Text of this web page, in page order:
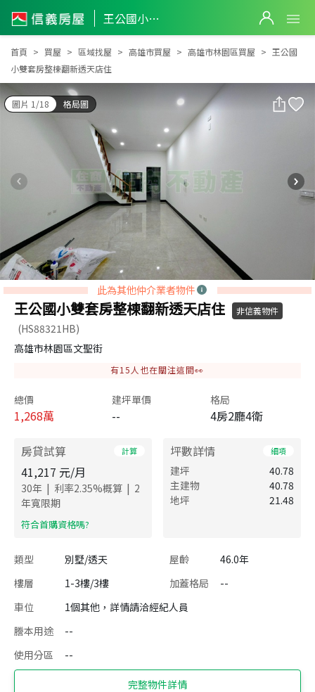
王公國小雙套房整棟翻新透天店住
王公國小雙套房整棟翻新透天店住
首頁 買屋 區域找屋 高雄市買屋 高雄市林園區買屋
王公國
小雙套房整棟翻新透天店住
圖片 1/18 格局圖
此為其他仲介業者物件
王公國小雙套房整棟翻新透天店住 非信義物件
(HS88321HB)
高雄市林園區文聖街
有15 人也在關注這間👀
總價
1,268萬
建坪單價
--
格局
4房2廳4衛
房貸試算 計算
41,217 元/月
30年 | 利率2.35%概算 | 2
年寬限期
​符合首購資格嗎?
坪數詳情 細項
建坪
40.78
主建物
40.78
地坪
21.48
類型 別墅/透天 屋齡
46.0年
樓層
1-3樓/3樓 加蓋格局
--
車位
1個其他，詳情請洽經紀人員
謄本用途
--
使用分區
--
完整物件詳情